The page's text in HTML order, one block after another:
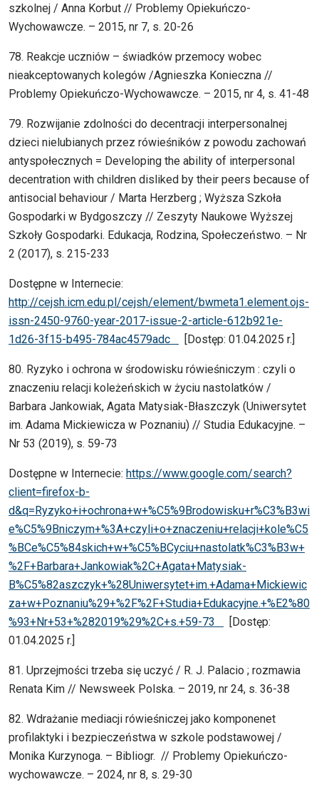
szkolnej / Anna Korbut // Problemy Opiekuńczo-
Wychowawcze. – 2015, nr 7, s. 20-26
78. Reakcje uczniów – świadków przemocy wobec
nieakceptowanych kolegów /Agnieszka Konieczna //
Problemy Opiekuńczo-Wychowawcze. – 2015, nr 4, s. 41-48
79. Rozwijanie zdolności do decentracji interpersonalnej
dzieci nielubianych przez rówieśników z powodu zachowań
antyspołecznych = Developing the ability of interpersonal
decentration with children disliked by their peers because of
antisocial behaviour / Marta Herzberg ; Wyższa Szkoła
Gospodarki w Bydgoszczy // Zeszyty Naukowe Wyższej
Szkoły Gospodarki. Edukacja, Rodzina, Społeczeństwo. – Nr
2 (2017), s. 215-233
Dostępne w Internecie:
http://cejsh.icm.edu.pl/cejsh/element/bwmeta1.element.ojs-
issn-2450-9760-year-2017-issue-2-article-612b921e-
1d26-3f15-b495-784ac4579adc
[Dostęp: 01.04.2025 r.]
80. Ryzyko i ochrona w środowisku rówieśniczym : czyli o
znaczeniu relacji koleżeńskich w życiu nastolatków /
Barbara Jankowiak, Agata Matysiak-Błaszczyk (Uniwersytet
im. Adama Mickiewicza w Poznaniu) // Studia Edukacyjne. –
Nr 53 (2019), s. 59-73
Dostępne w Internecie: https://www.google.com/search?
client=firefox-b-
d&q=Ryzyko+i+ochrona+w+%C5%9Brodowisku+r%C3%B3wi
e%C5%9Bniczym+%3A+czyli+o+znaczeniu+relacji+kole%C5
%BCe%C5%84skich+w+%C5%BCyciu+nastolatk%C3%B3w+
%2F+Barbara+Jankowiak%2C+Agata+Matysiak-
B%C5%82aszczyk+%28Uniwersytet+im.+Adama+Mickiewic
za+w+Poznaniu%29+%2F%2F+Studia+Edukacyjne.+%E2%80
%93+Nr+53+%282019%29%2C+s.+59-73
[Dostęp:
01.04.2025 r.]
81. Uprzejmości trzeba się uczyć / R. J. Palacio ; rozmawia
Renata Kim // Newsweek Polska. – 2019, nr 24, s. 36-38
82. Wdrażanie mediacji rówieśniczej jako komponenet
profilaktyki i bezpieczeństwa w szkole podstawowej /
Monika Kurzynoga. – Bibliogr. // Problemy Opiekuńczo-
wychowawcze. – 2024, nr 8, s. 29-30